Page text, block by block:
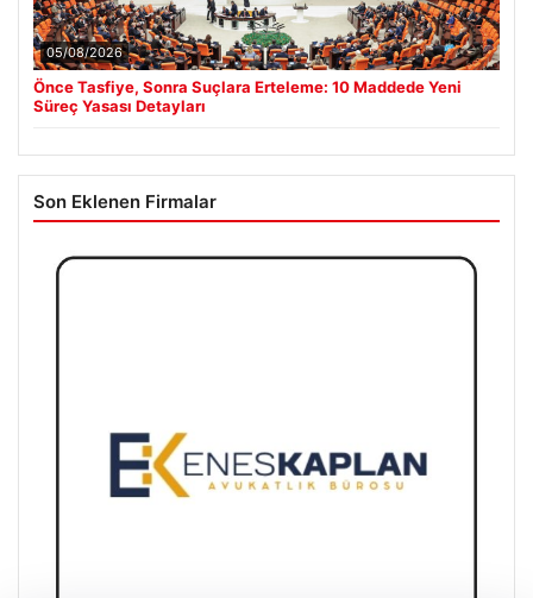
05/08/2026
Önce Tasfiye, Sonra Suçlara Erteleme: 10 Maddede Yeni
Süreç Yasası Detayları
Son Eklenen Firmalar